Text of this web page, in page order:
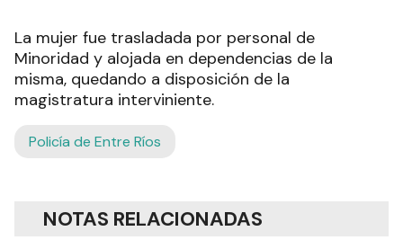
La mujer fue trasladada por personal de
Minoridad y alojada en dependencias de la
misma, quedando a disposición de la
magistratura interviniente.
Policía de Entre Ríos
NOTAS RELACIONADAS